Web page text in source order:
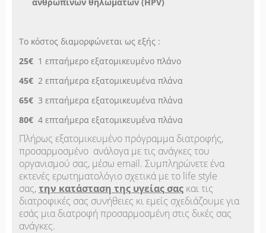
Το κόστος διαμορφώνεται ως εξής :
25€ 1 επταήμερο εξατομικευμένο πλάνο
45€ 2 επταήμερα εξατομικευμένα πλάνα
65€ 3 επταήμερα εξατομικευμένα πλάνα
80€ 4 επταήμερα εξατομικευμένα πλάνα
Πλήρως εξατομικευμένο πρόγραμμα διατροφής,
προσαρμοσμένο ανάλογα με τις ανάγκες του
οργανισμού σας, μέσω email. Συμπληρώνετε ένα
εκτενές ερωτηματολόγιο σχετικά με το life style
σας,την κατάσταση της υγείας σας και τις
διατροφικές σας συνήθειες κι εμείς σχεδιάζουμε για
εσάς μια διατροφή προσαρμοσμένη στις δικές σας
ανάγκες.